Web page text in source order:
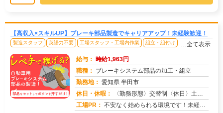
【高収入×スキルUP】ブレーキ部品製造でキャリアアップ！未経験歓迎！
製造スタッフ 英語力不要 工場スタッフ・工場内作業 組立・組付け …全て表示
給与： 時給1,963円
職種： ブレーキシステム部品の加工・組立
勤務地： 愛知県 半田市
休日・休暇：
〈勤務形態〉交替制〈休日〉土日★ＧＷ★夏季休暇★冬季休暇★年末年始
工場PR： 不安なく始められる環境です！未経験の方、ブランクのある方も大歓迎！充実の研修でしっかりサポートします。20代、30...